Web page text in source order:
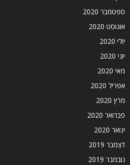
ספטמבר 2020
אוגוסט 2020
יולי 2020
יוני 2020
מאי 2020
אפריל 2020
מרץ 2020
פברואר 2020
ינואר 2020
דצמבר 2019
נובמבר 2019